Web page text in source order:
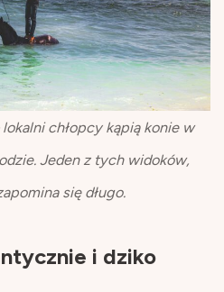
lokalni chłopcy kąpią konie w
Jeden z tych widoków,
się długo.
i dziko